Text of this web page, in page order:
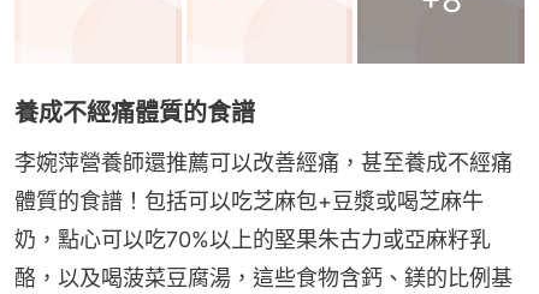
養成不經痛體質的食譜
李婉萍營養師還推薦可以改善經痛，甚至養成不經痛
體質的食譜！包括可以吃芝麻包+豆漿或喝芝麻牛
奶，點心可以吃70%以上的堅果朱古力或亞麻籽乳
酪，以及喝菠菜豆腐湯，這些食物含鈣、鎂的比例基